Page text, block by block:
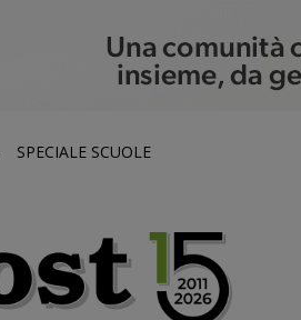
SPECIALE SCUOLE